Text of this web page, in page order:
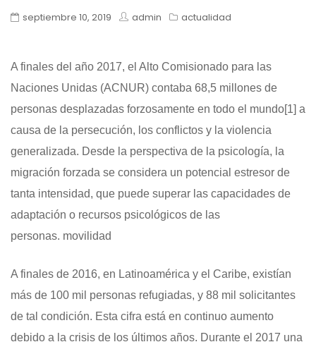
septiembre 10, 2019 admin actualidad
A finales del año 2017, el Alto Comisionado para las
Naciones Unidas (ACNUR) contaba 68,5 millones de
personas desplazadas forzosamente en todo el mundo[1] a
causa de la persecución, los conflictos y la violencia
generalizada. Desde la perspectiva de la psicología, la
migración forzada se considera un potencial estresor de
tanta intensidad, que puede superar las capacidades de
adaptación o recursos psicológicos de las
personas. movilidad
A finales de 2016, en Latinoamérica y el Caribe, existían
más de 100 mil personas refugiadas, y 88 mil solicitantes
de tal condición. Esta cifra está en continuo aumento
debido a la crisis de los últimos años. Durante el 2017 una